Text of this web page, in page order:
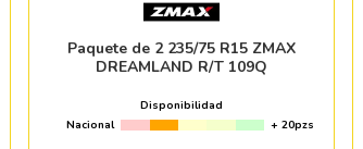
Paquete de 2 235/75 R15 ZMAX
DREAMLAND R/T 109Q
Disponibilidad
Nacional
+ 20pzs